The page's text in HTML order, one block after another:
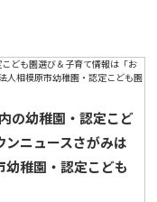
の幼稚園・認定こど
ンニュースさがみは
稚園・認定こども